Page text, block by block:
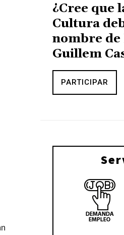
¿Cree que
Cultura
nombre de
Guillem
PARTICIPAR